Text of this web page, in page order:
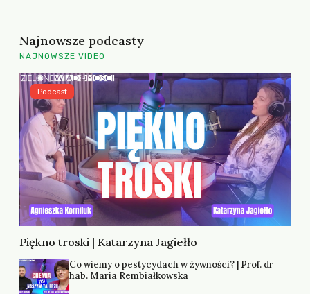
Najnowsze podcasty
NAJNOWSZE VIDEO
Piękno troski | Katarzyna Jagiełło
Podcast
Co wiemy o pestycydach w żywności? | Prof. dr
hab. Maria Rembiałkowska